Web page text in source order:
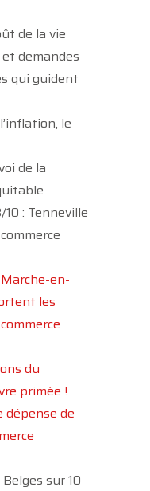
de la vie
demandes
qui guident
le
de la
10 : Tenneville
en-
les
du
primée !
dépense de
sur 10